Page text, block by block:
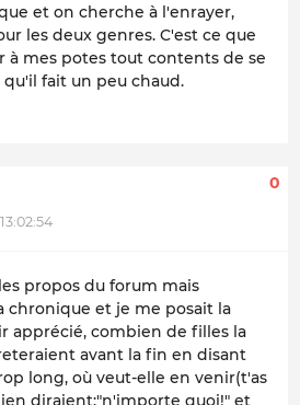
et on cherche à l'enrayer,
les deux genres. C'est ce que
à mes potes tout contents de se
fait un peu chaud.
0
propos du forum mais
chronique et je me posait la
apprécié, combien de filles la
avant la fin en disant
long, où veut-elle en venir(t'as
diraient:"n'importe quoi!" et